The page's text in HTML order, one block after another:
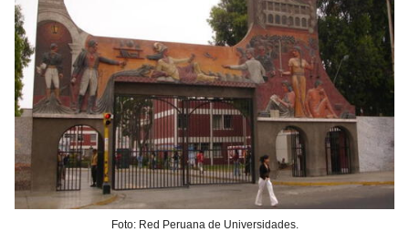
Foto: Red Peruana de Universidades.